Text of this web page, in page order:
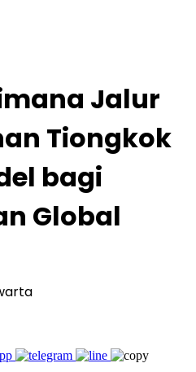
Jalur
Tiongkok
bagi
Global